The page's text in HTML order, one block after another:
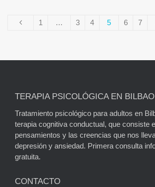
1 … 3 4 5 6 7
TERAPIA PSICOLÓGICA EN BILBAO
Tratamiento psicológico para adultos en
terapia cognitiva conductual, que consiste
pensamientos y las creencias que nos
depresión y ansiedad. Primera consulta
gratuita.
CONTACTO